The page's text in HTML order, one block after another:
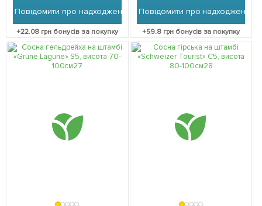
Повідомити про надходження
+22.08 грн бонусів за покупку
Повідомити про надходження
+59.8грн бонусів за покупку